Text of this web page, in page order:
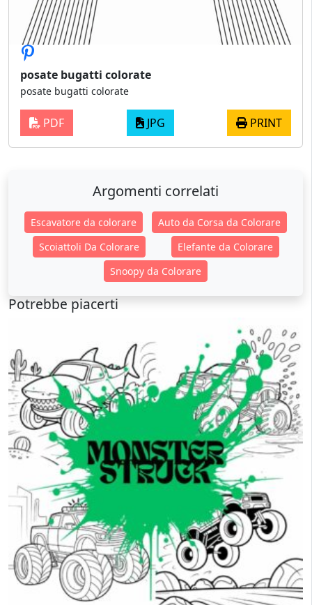
posate bugatti colorate
posate bugatti colorate
PDF JPG PRINT
Argomenti correlati
Escavatore da colorare
Auto da Corsa da Colorare
Scoiattoli Da Colorare
Elefante da Colorare
Snoopy da Colorare
Potrebbe piacerti